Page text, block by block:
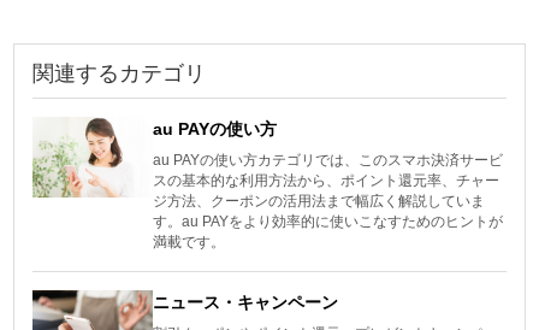
関連するカテゴリ
au PAYの使い方
au PAYの使い方カテゴリでは、このスマホ決済サービ
スの基本的な利用方法から、ポイント還元率、チャー
ジ方法、クーポンの活用法まで幅広く解説していま
す。au PAYをより効率的に使いこなすためのヒントが
満載です。
ニュース・キャンペーン